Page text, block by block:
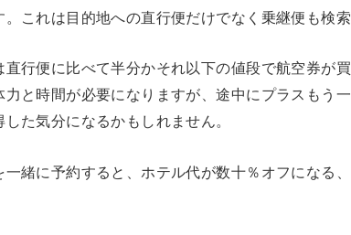
これは目的地への直行便だけでなく乗継便も検索
行便に比べて半分かそれ以下の値段で航空券が
力と時間が必要になりますが、途中にプラスもう
た気分になるかもしれません。
一緒に予約すると、ホテル代が数十％オフになる